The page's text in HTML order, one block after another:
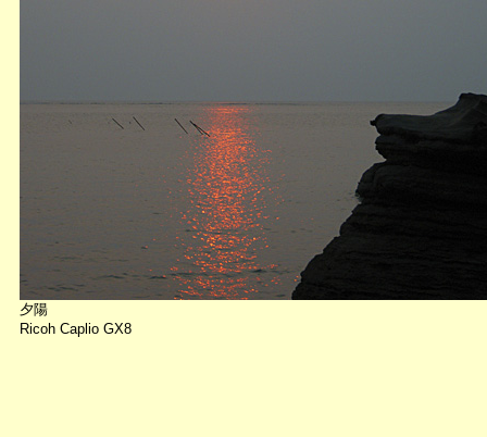
夕陽
Ricoh Caplio GX8